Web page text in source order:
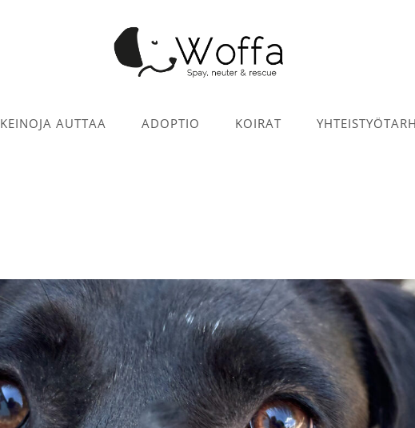
KEINOJA AUTTAA ADOPTIO KOIRAT